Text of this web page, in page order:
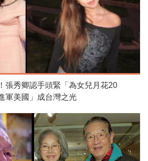
張秀卿認手頭緊「為女兒月花20
美國」成台灣之光